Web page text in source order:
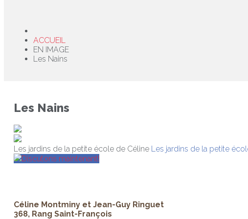
ACCUEIL
EN IMAGE
Les Nains
Les Nains
Les jardins de la petite école de Céline Les jardins de la petite
Discutons maintenant!
Céline Montminy et Jean-Guy Ringuet
368, Rang Saint-François